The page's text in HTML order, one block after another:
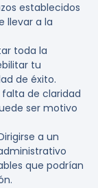
establecidos
llevar a la
toda la
tu
de éxito.
falta de claridad
ser motivo
a un
que podrían